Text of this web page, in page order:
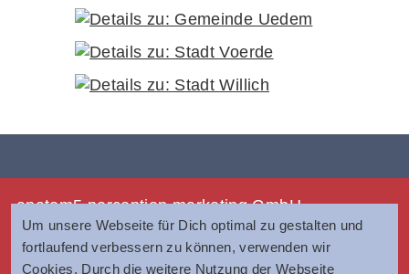
anatom5 perception marketing GmbH
Münsterstraße 121
40476 Düsseldorf
Um unsere Webseite für Dich optimal zu gestalten und
fortlaufend verbessern zu können, verwenden wir
Cookies. Durch die weitere Nutzung der Webseite